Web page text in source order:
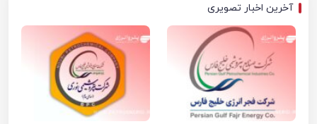
آخرین اخبار تصویری